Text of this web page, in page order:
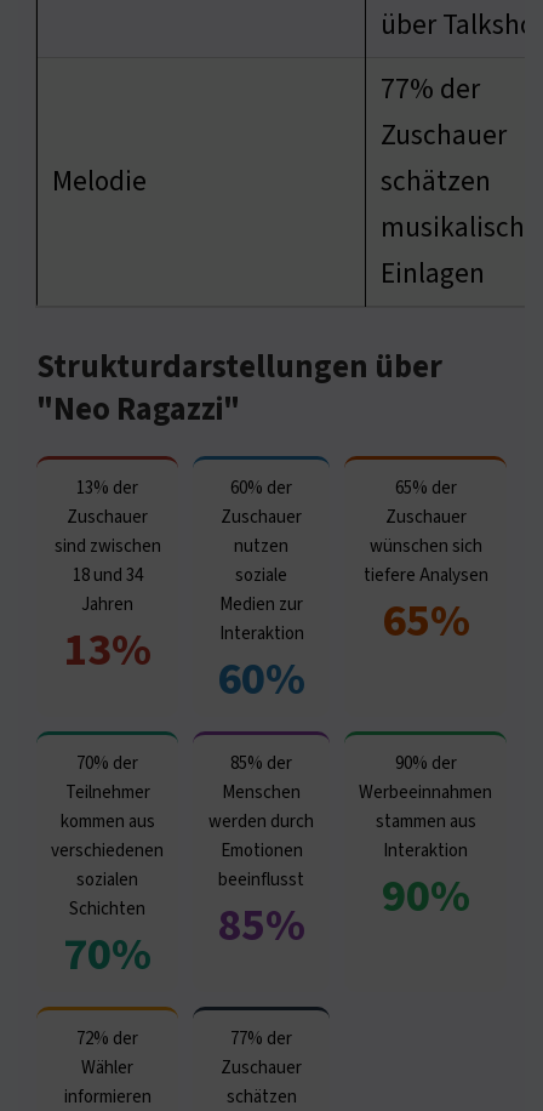
über
Melodie
77% der
Zuschauer
schätzen
musikalische
Einlagen
Strukturdarstellungen über
"Neo Ragazzi"
13% der
Zuschauer
sind zwischen
18 und 34
Jahren
13%
60% der
Zuschauer
nutzen
soziale
Medien zur
Interaktion
60%
65% der
Zuschauer
wünschen sich
tiefere Analysen
65%
70% der
Teilnehmer
kommen aus
verschiedenen
sozialen
Schichten
70%
85% der
Menschen
werden durch
Emotionen
beeinflusst
85%
90% der
Werbeeinnahmen
stammen aus
Interaktion
90%
72% der
Wähler
informieren
77% der
Zuschauer
schätzen